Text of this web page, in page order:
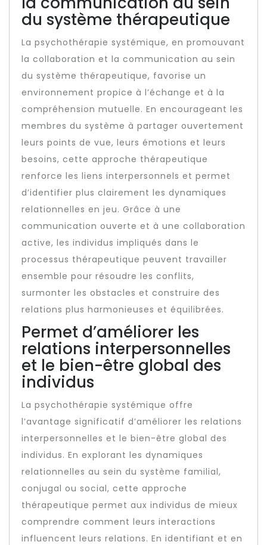
du système thérapeutique
La psychothérapie systémique, en promouvant
la collaboration et la communication au sein
du système thérapeutique, favorise un
environnement propice à l’échange et à la
compréhension mutuelle. En encourageant les
membres du système à partager ouvertement
leurs points de vue, leurs émotions et leurs
besoins, cette approche thérapeutique
renforce les liens interpersonnels et permet
d’identifier plus clairement les dynamiques
relationnelles en jeu. Grâce à une
communication ouverte et à une collaboration
active, les individus impliqués dans le
processus thérapeutique peuvent travailler
ensemble pour résoudre les conflits,
surmonter les obstacles et construire des
relations plus harmonieuses et équilibrées.
Permet d’améliorer les
relations interpersonnelles
et le bien-être global des
individus
La psychothérapie systémique offre
l’avantage significatif d’améliorer les relations
interpersonnelles et le bien-être global des
individus. En explorant les dynamiques
relationnelles au sein du système familial,
conjugal ou social, cette approche
thérapeutique permet aux individus de mieux
comprendre comment leurs interactions
influencent leurs relations. En identifiant et en